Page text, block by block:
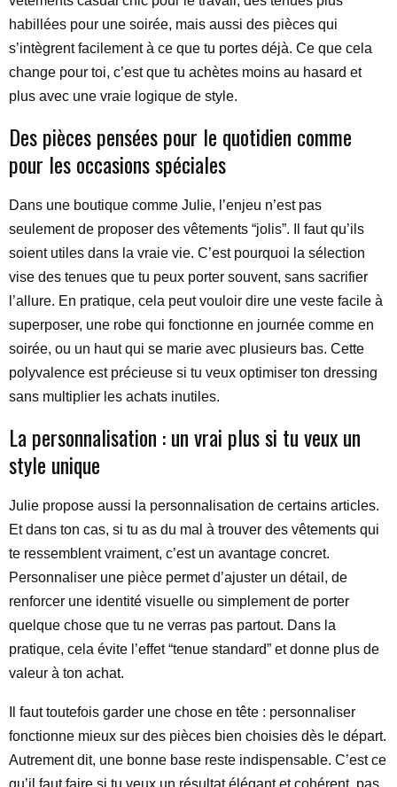
habillées pour une soirée, mais aussi des pièces qui
s’intègrent facilement à ce que tu portes déjà. Ce que cela
change pour toi, c’est que tu achètes moins au hasard et
plus avec une vraie logique de style.
Des pièces pensées pour le quotidien comme
pour les occasions spéciales
Dans une boutique comme Julie, l’enjeu n’est pas
seulement de proposer des vêtements “jolis”. Il faut qu’ils
soient utiles dans la vraie vie. C’est pourquoi la sélection
vise des tenues que tu peux porter souvent, sans sacrifier
l’allure. En pratique, cela peut vouloir dire une veste facile à
superposer, une robe qui fonctionne en journée comme en
soirée, ou un haut qui se marie avec plusieurs bas. Cette
polyvalence est précieuse si tu veux optimiser ton dressing
sans multiplier les achats inutiles.
La personnalisation : un vrai plus si tu veux un
style unique
Julie propose aussi la personnalisation de certains articles.
Et dans ton cas, si tu as du mal à trouver des vêtements qui
te ressemblent vraiment, c’est un avantage concret.
Personnaliser une pièce permet d’ajuster un détail, de
renforcer une identité visuelle ou simplement de porter
quelque chose que tu ne verras pas partout. Dans la
pratique, cela évite l’effet “tenue standard” et donne plus de
valeur à ton achat.
Il faut toutefois garder une chose en tête : personnaliser
fonctionne mieux sur des pièces bien choisies dès le départ.
Autrement dit, une bonne base reste indispensable. C’est ce
qu’il faut faire si tu veux un résultat élégant et cohérent, pas